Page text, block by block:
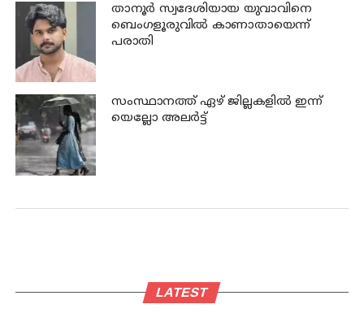
താനൂര്‍ സ്വദേശിയായ യുവാവിനെ
ബെംഗളൂരുവില്‍ കാണാതായെന്ന്
പരാതി
സംസ്ഥാനത്ത് ഏഴ് ജില്ലകളില്‍ ഇന്ന്
യെല്ലോ അലര്‍ട്ട്
LATEST